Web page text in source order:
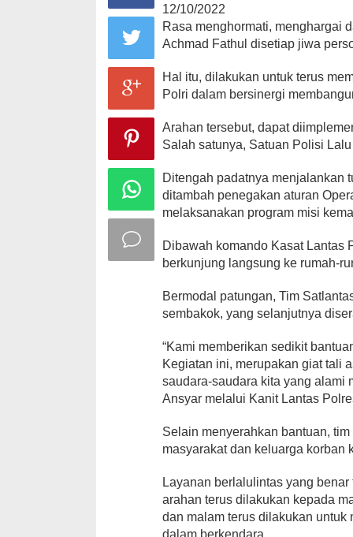
12/10/2022
Rasa menghormati, menghargai
Achmad Fathul disetiap jiwa
Hal itu, dilakukan untuk terus
Polri dalam bersinergi
Arahan tersebut, dapat
Salah satunya, Satuan Polisi
Ditengah padatnya menjalankan
ditambah penegakan aturan
melaksanakan program misi
Dibawah komando Kasat Lantas
berkunjung langsung ke rumah-
Bermodal patungan, Tim
sembakok, yang selanjutnya
“Kami memberikan sedikit
Kegiatan ini, merupakan giat tali
saudara-saudara kita yang alami
Ansyar melalui Kanit Lantas
Selain menyerahkan bantuan,
masyarakat dan keluarga korban
Layanan berlalulintas yang
arahan terus dilakukan kepada
dan malam terus dilakukan